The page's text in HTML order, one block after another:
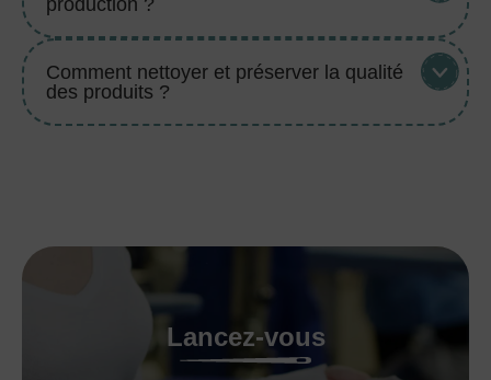
production ?
Comment nettoyer et préserver la qualité
des produits ?
Lancez-vous